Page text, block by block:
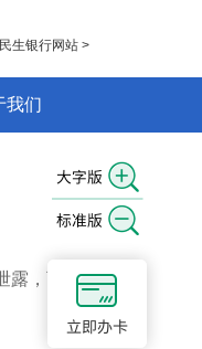
生银行网站 >
我们
露，可能导致